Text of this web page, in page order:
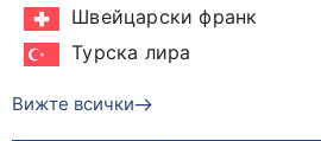
Швейцарски франк
Турска лира
Вижте всички